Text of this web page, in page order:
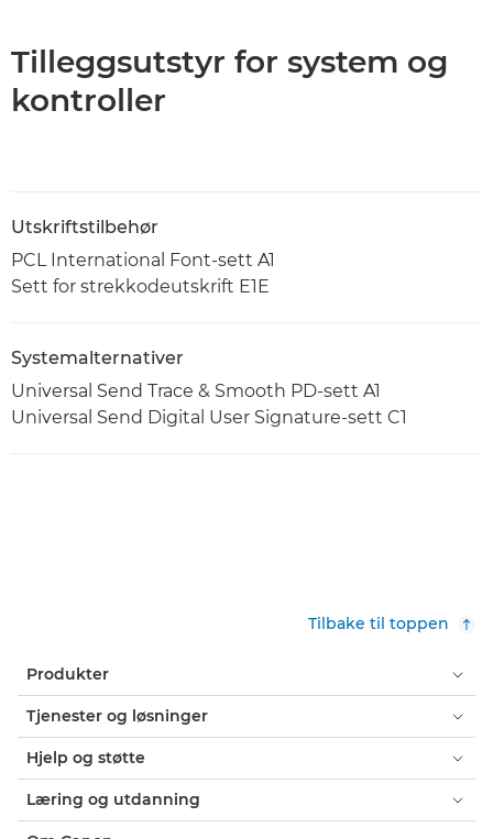
Tilleggsutstyr for system og
kontroller
Utskriftstilbehør
PCL International Font-sett A1
Sett for strekkodeutskrift E1E
Systemalternativer
Universal Send Trace & Smooth PD-sett A1
Universal Send Digital User Signature-sett C1
Tilbake til toppen
Produkter
Tjenester og løsninger
Hjelp og støtte
Læring og utdanning